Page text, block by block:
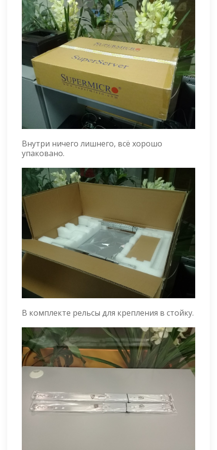
Внутри ничего лишнего, всё хорошо
упаковано.
В комплекте рельсы для крепления в стойку.